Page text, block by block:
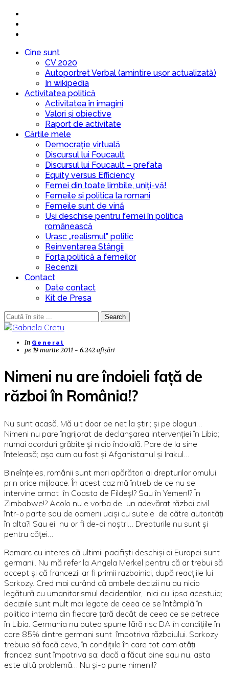
Cine sunt
CV 2020
Autoportret Verbal (amintire ușor actualizată)
In wikipedia
Activitatea politică
Activitatea în imagini
Valori și obiective
Raport de activitate
Cărțile mele
Democrație virtuală
Discursul lui Foucault
Discursul lui Foucault – prefata
Equity versus Efficiency
Femei din toate limbile, uniți-vă!
Femeile si politica la romani
Femeile sunt de vină
Uși deschise pentru femei în politica
românească
Urasc „realismul” politic
Reinventarea Stângii
Forța politică a femeilor
Recenzii
Contact
Date contact
Kit de Presa
Search
In General
pe 19 martie 2011 - 6.242 afișări
Nimeni nu are îndoieli față de
război în România!?
Nu sunt acasă. Mă uit doar pe net la știri; și pe bloguri…
Nimeni nu pare îngrijorat de declanșarea intervenției în Libia;
numai acorduri grăbite și nicio îndoială. Pare de la sine
înțeleasă; așa cum au fost și Afganistanul și Irakul…
Bineînțeles, românii sunt mari apărători ai drepturilor omului,
prin orice mijloace. În acest caz mă întreb de ce nu se
intervine armat în Coasta de Fildeș!? Sau în Yemen!? În
Zimbabwe!? Acolo nu e vorba de un adevărat război civil
într-o parte sau de oameni uciși cu sutele de către autorități
în alta?! Sau ei nu or fi de-ai noștri… Drepturile nu sunt și
pentru căței…
Remarc cu interes că ultimii pacifiști deschiși ai Europei sunt
germanii. Nu mă refer la Angela Merkel pentru că ar trebui să
accept și că francezii ar fi primii razboinici, după reacțiile lui
Sarkozy. Cred mai curând că ambele decizii nu au nicio
legătură cu umanitarismul decidenților, nici cu lipsa acestuia;
deciziile sunt mult mai legate de ceea ce se întâmplă în
politica interna din fiecare țară decât de ceea ce se petrece
în Libia. Germania nu putea spune fără risc DA în condițiile în
care 85% dintre germani sunt împotriva războiului. Sarkozy
trebuia să facă ceva, în condițiile în care tot cam atâți
francezi sunt împotriva sa; dacă a făcut bine sau nu, asta
este altă problemă… Nu și-o pune nimeni!?